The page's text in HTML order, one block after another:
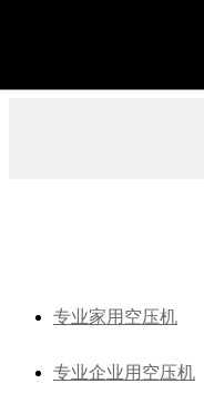
专业家用空压机
专业企业用空压机